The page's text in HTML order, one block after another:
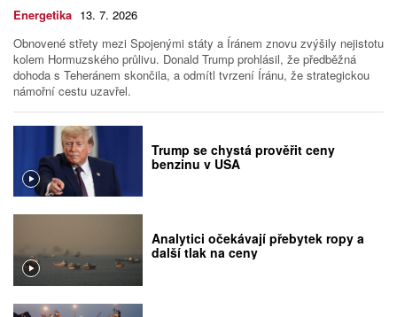
Energetika 13. 7. 2026
Obnovené střety mezi Spojenými státy a Íránem znovu zvýšily nejistotu
kolem Hormuzského průlivu. Donald Trump prohlásil, že předběžná
dohoda s Teheránem skončila, a odmítl tvrzení Íránu, že strategickou
námořní cestu uzavřel.
Trump se chystá prověřit ceny
benzinu v USA
Analytici očekávají přebytek ropy a
další tlak na ceny